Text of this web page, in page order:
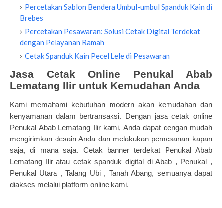
Percetakan Sablon Bendera Umbul-umbul Spanduk Kain di
Brebes
Percetakan Pesawaran: Solusi Cetak Digital Terdekat
dengan Pelayanan Ramah
Cetak Spanduk Kain Pecel Lele di Pesawaran
Jasa Cetak Online Penukal Abab
Lematang Ilir untuk Kemudahan Anda
Kami memahami kebutuhan modern akan kemudahan dan
kenyamanan dalam bertransaksi. Dengan jasa cetak online
Penukal Abab Lematang Ilir kami, Anda dapat dengan mudah
mengirimkan desain Anda dan melakukan pemesanan kapan
saja, di mana saja. Cetak banner terdekat Penukal Abab
Lematang Ilir atau cetak spanduk digital di Abab , Penukal ,
Penukal Utara , Talang Ubi , Tanah Abang, semuanya dapat
diakses melalui platform online kami.